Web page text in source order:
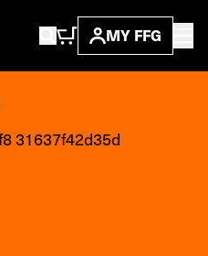
MY FFG